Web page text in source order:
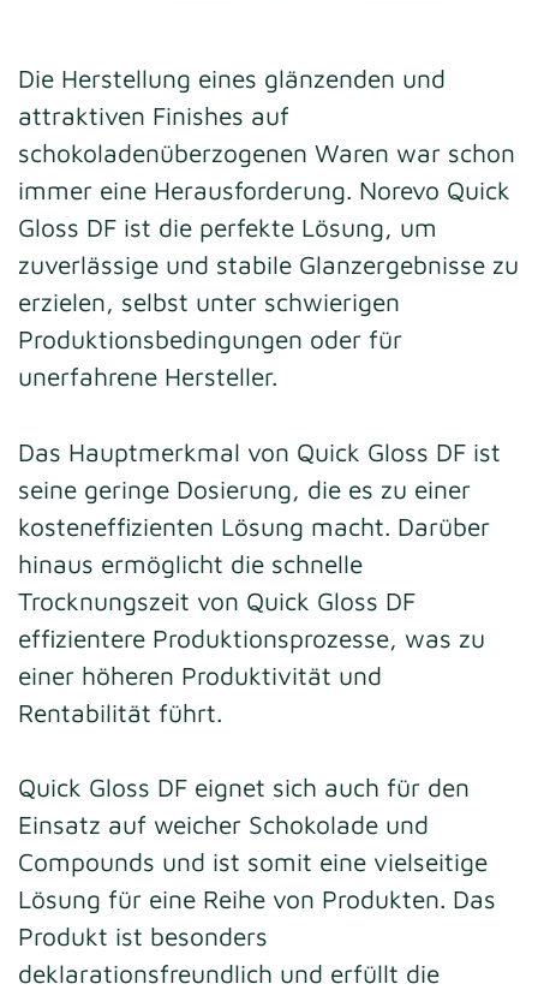
Die Herstellung eines glänzenden und
attraktiven Finishes auf
schokoladenüberzogenen Waren war schon
immer eine Herausforderung. Norevo Quick
Gloss DF ist die perfekte Lösung, um
zuverlässige und stabile Glanzergebnisse zu
erzielen, selbst unter schwierigen
Produktionsbedingungen oder für
unerfahrene Hersteller.
Das Hauptmerkmal von Quick Gloss DF ist
seine geringe Dosierung, die es zu einer
kosteneffizienten Lösung macht. Darüber
hinaus ermöglicht die schnelle
Trocknungszeit von Quick Gloss DF
effizientere Produktionsprozesse, was zu
einer höheren Produktivität und
Rentabilität führt.
Quick Gloss DF eignet sich auch für den
Einsatz auf weicher Schokolade und
Compounds und ist somit eine vielseitige
Lösung für eine Reihe von Produkten. Das
Produkt ist besonders
deklarationsfreundlich und erfüllt die